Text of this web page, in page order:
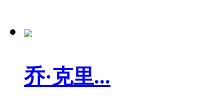
乔·克里...